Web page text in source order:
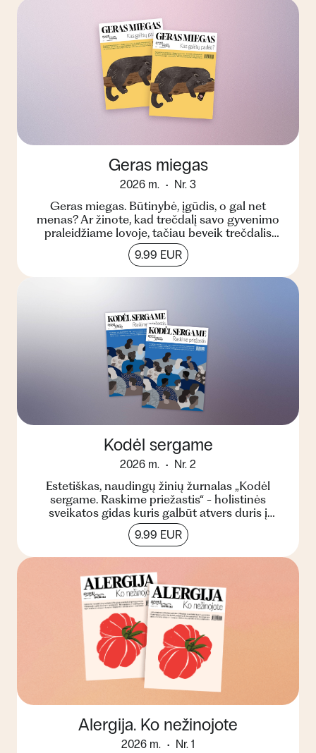
Geras miegas
2026 m. Nr. 3
Geras miegas. Būtinybė, įgūdis, o gal net
menas? Ar žinote, kad trečdalį savo gyvenimo
praleidžiame lovoje, tačiau beveik trečdalis
pasaulio gyventoj...
9.99 EUR
Kodėl sergame
2026 m. Nr. 2
Estetiškas, naudingų žinių žurnalas „Kodėl
sergame. Raskime priežastis“ - holistinės
sveikatos gidas kuris galbūt atvers duris į
kitokį suvokimą apie...
9.99 EUR
Alergija. Ko nežinojote
2026 m. Nr. 1